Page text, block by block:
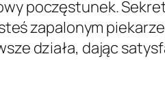
poczęstunek.
zapalonym
działa, dając